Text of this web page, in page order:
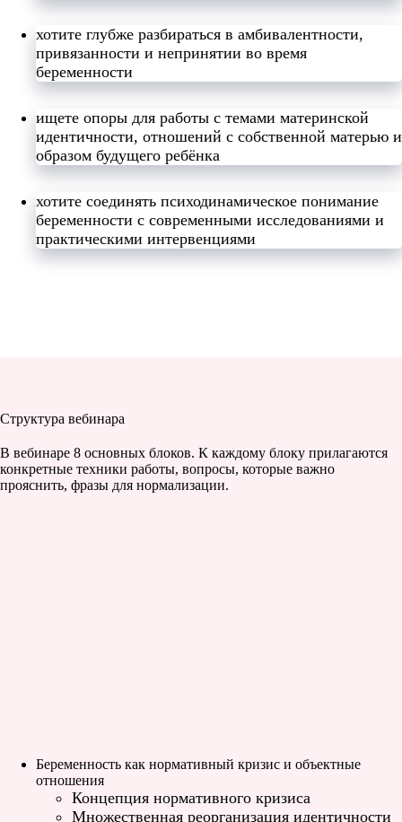
хотите глубже разбираться в амбивалентности,
привязанности и непринятии во время
беременности
ищете опоры для работы с темами материнской
идентичности, отношений с собственной матерью и
образом будущего ребёнка
хотите соединять психодинамическое понимание
беременности с современными исследованиями и
практическими интервенциями
Структура вебинара
В вебинаре 8 основных блоков. К каждому блоку прилагаются
конкретные техники работы, вопросы, которые важно
прояснить, фразы для нормализации.
Беременность как нормативный кризис и объектные
отношения
Концепция нормативного кризиса
Множественная реорганизация идентичности